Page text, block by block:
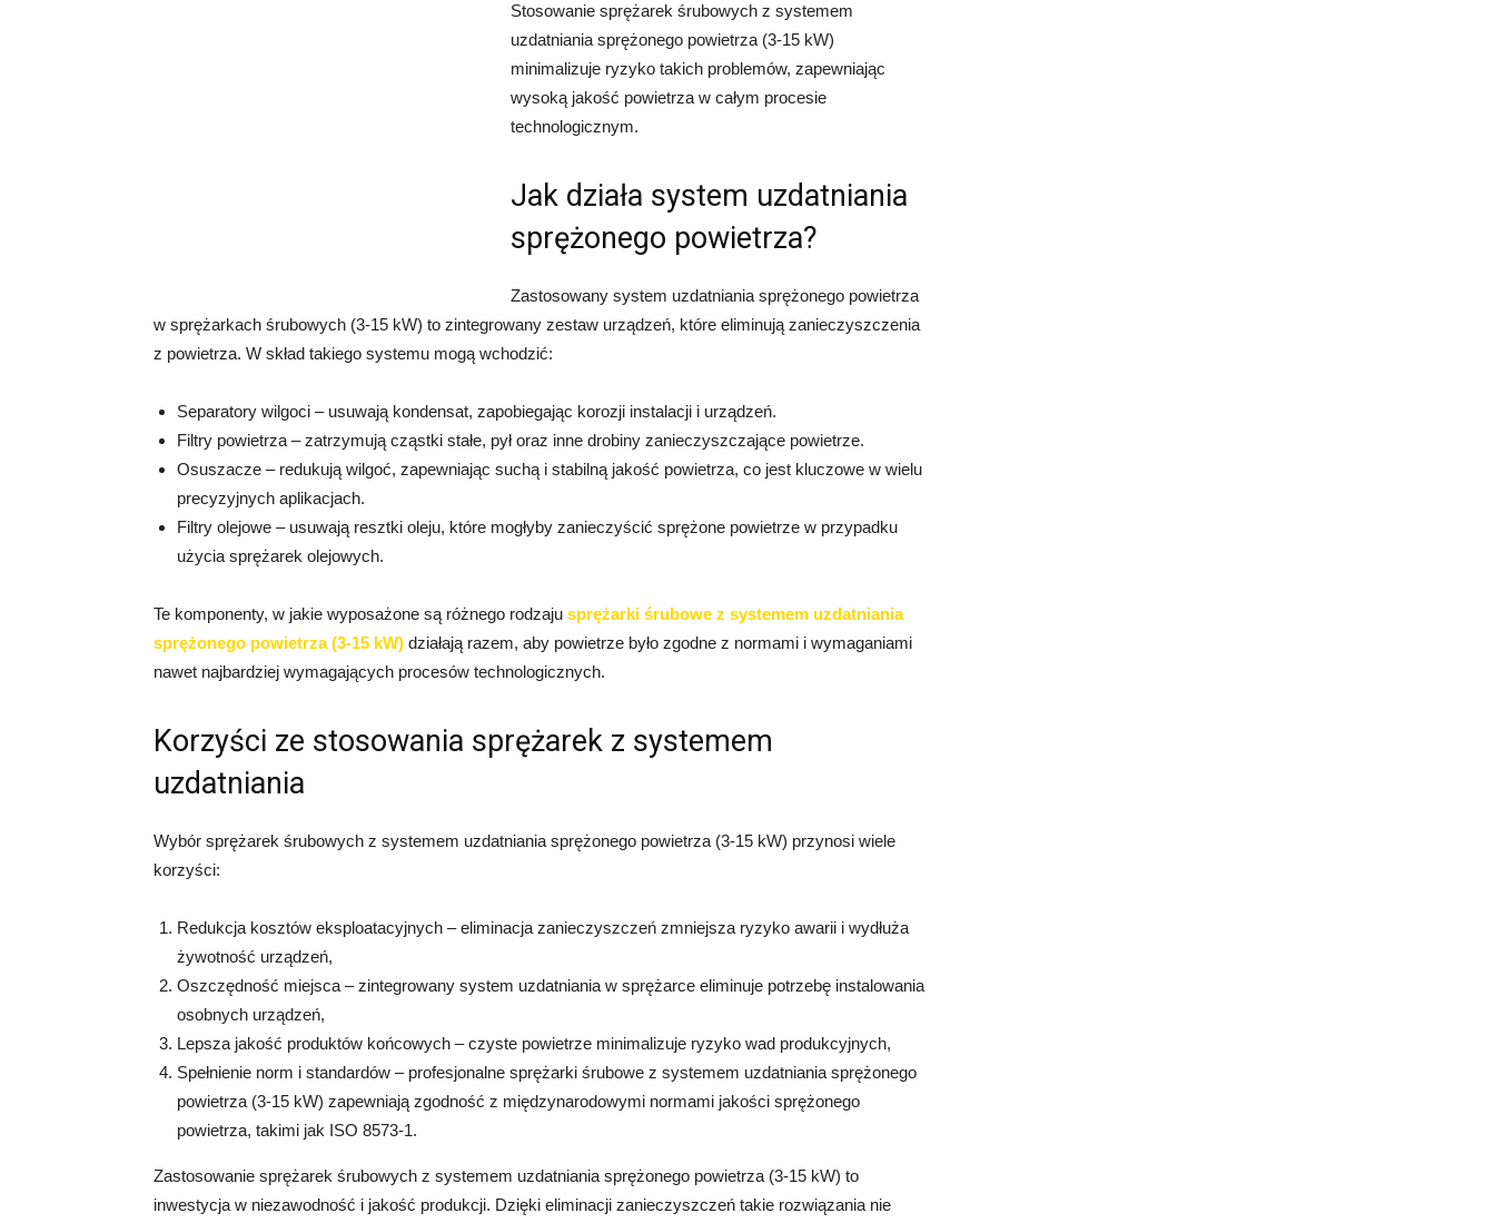
Stosowanie sprężarek śrubowych z systemem
uzdatniania sprężonego powietrza (3-15 kW)
minimalizuje ryzyko takich problemów, zapewniając
wysoką jakość powietrza w całym procesie
technologicznym.
Jak działa system uzdatniania
sprężonego powietrza?
Zastosowany system uzdatniania sprężonego powietrza
w sprężarkach śrubowych (3-15 kW) to zintegrowany zestaw urządzeń, które eliminują zanieczyszczenia
z powietrza. W skład takiego systemu mogą wchodzić:
Separatory wilgoci – usuwają kondensat, zapobiegając korozji instalacji i urządzeń.
Filtry powietrza – zatrzymują cząstki stałe, pył oraz inne drobiny zanieczyszczające powietrze.
Osuszacze – redukują wilgoć, zapewniając suchą i stabilną jakość powietrza, co jest kluczowe w wielu
precyzyjnych aplikacjach.
Filtry olejowe – usuwają resztki oleju, które mogłyby zanieczyścić sprężone powietrze w przypadku
użycia sprężarek olejowych.
Te komponenty, w jakie wyposażone są różnego rodzaju sprężarki śrubowe z systemem uzdatniania
sprężonego powietrza (3-15 kW) działają razem, aby powietrze było zgodne z normami i wymaganiami
nawet najbardziej wymagających procesów technologicznych.
Korzyści ze stosowania sprężarek z systemem
uzdatniania
Wybór sprężarek śrubowych z systemem uzdatniania sprężonego powietrza (3-15 kW) przynosi wiele
korzyści:
Redukcja kosztów eksploatacyjnych – eliminacja zanieczyszczeń zmniejsza ryzyko awarii i wydłuża
żywotność urządzeń,
Oszczędność miejsca – zintegrowany system uzdatniania w sprężarce eliminuje potrzebę instalowania
osobnych urządzeń,
Lepsza jakość produktów końcowych – czyste powietrze minimalizuje ryzyko wad produkcyjnych,
Spełnienie norm i standardów – profesjonalne sprężarki śrubowe z systemem uzdatniania sprężonego
powietrza (3-15 kW) zapewniają zgodność z międzynarodowymi normami jakości sprężonego
powietrza, takimi jak ISO 8573-1.
Zastosowanie sprężarek śrubowych z systemem uzdatniania sprężonego powietrza (3-15 kW) to
inwestycja w niezawodność i jakość produkcji. Dzięki eliminacji zanieczyszczeń takie rozwiązania nie